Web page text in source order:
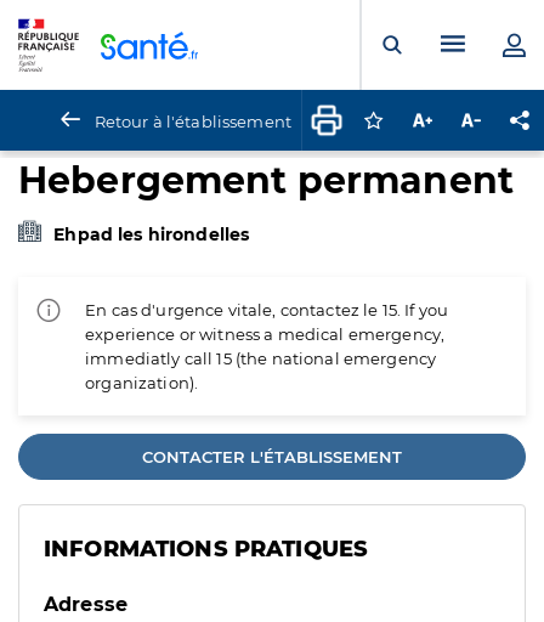
Ouvrir laMenu
Retour à l'établissement Connectez-vous
Augmenter la
Hebergement permanent
Ehpad les hirondelles
En cas d'urgence vitale, contactez le 15. If you
experience or witness a medical emergency,
immediatly call 15 (the national emergency
organization).
CONTACTER L'ÉTABLISSEMENT
INFORMATIONS PRATIQUES
Adresse